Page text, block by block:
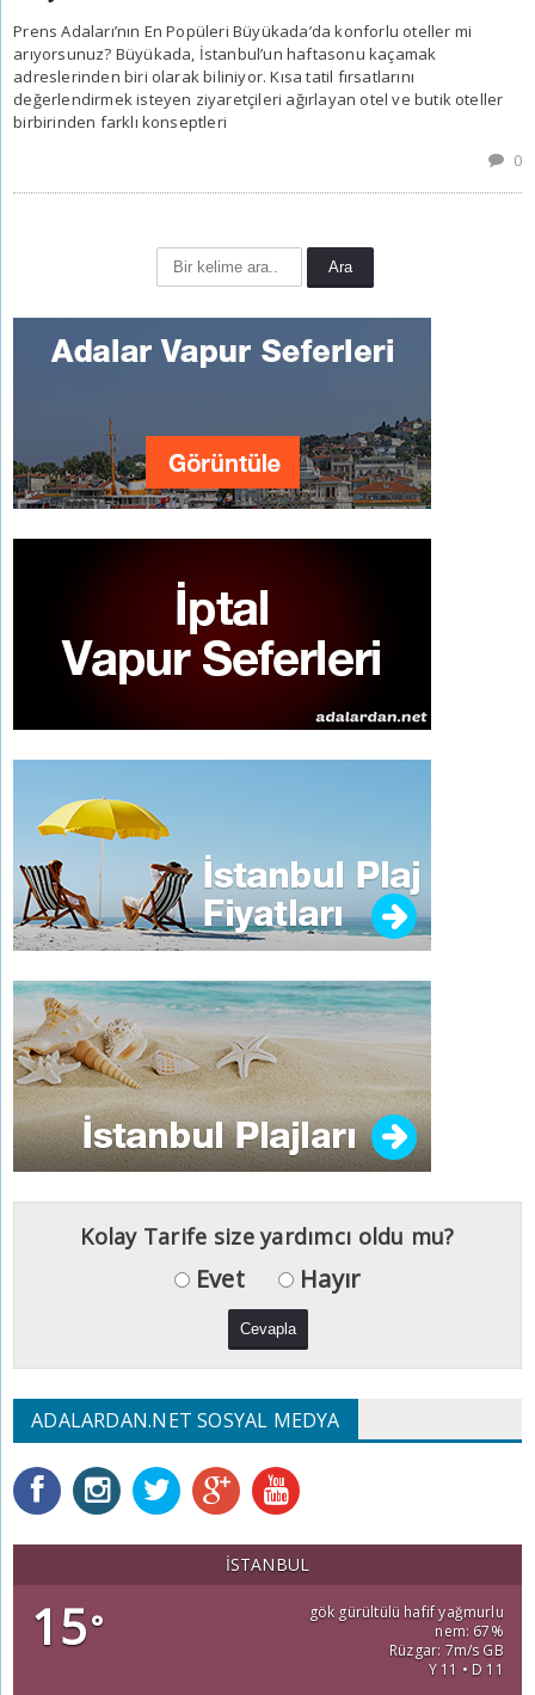
Prens Adaları’nın En Popüleri Büyükada’da konforlu oteller mi
arıyorsunuz? Büyükada, İstanbul’un haftasonu kaçamak
adreslerinden biri olarak biliniyor. Kısa tatil fırsatlarını
değerlendirmek isteyen ziyaretçileri ağırlayan otel ve butik oteller
birbirinden farklı konseptleri
0
Kolay Tarife size yardımcı oldu mu?
Evet Hayır
ADALARDAN.NET SOSYAL MEDYA
İSTANBUL
15°
gök gürültülü hafif yağmurlu
nem: 67%
Rüzgar: 7m/s GB
Y 11 • D 11